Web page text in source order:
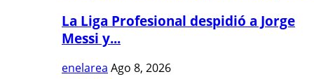
La Liga Profesional despidió a Jorge
Messi y...
enelarea Ago 8, 2026